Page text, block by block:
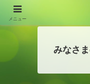
みなさ
メニュー